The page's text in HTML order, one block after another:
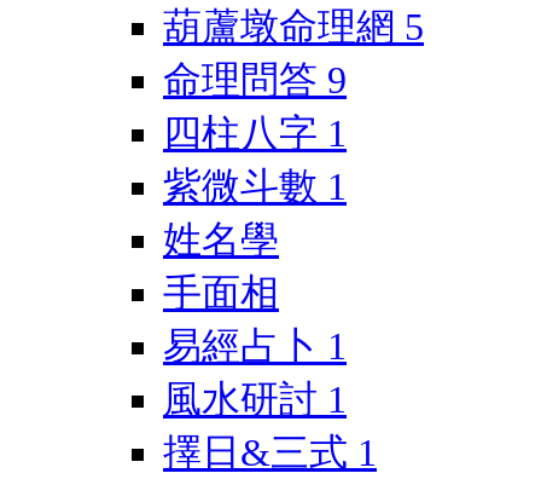
葫蘆墩命理網 5
命理問答 9
四柱八字 1
紫微斗數 1
姓名學
手面相
易經占卜 1
風水研討 1
擇日&三式 1